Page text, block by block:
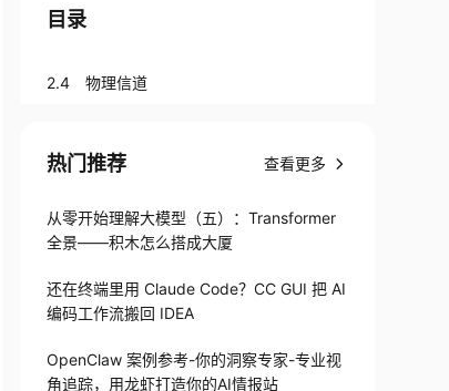
目录
2.4 物理信道
热门推荐 查看更多
从零开始理解大模型（五）：Transformer
全景——积木怎么搭成大厦
还在终端里用 Claude Code？CC GUI 把 AI
编码工作流搬回 IDEA
OpenClaw 案例参考-你的洞察专家-专业视
角追踪，用龙虾打造你的AI情报站